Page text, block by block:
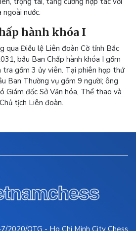
nước.
hành khóa I
qua Điều lệ Liên đoàn Cờ tỉnh Bắc
bầu Ban Chấp hành khóa I gồm
tra gồm 3 ủy viên. Tại phiên họp thứ
Ban Thường vụ gồm 9 người; ông
Giám đốc Sở Văn hóa, Thể thao và
tịch Liên đoàn.
2020/QTG - Ho Chi Minh City Chess